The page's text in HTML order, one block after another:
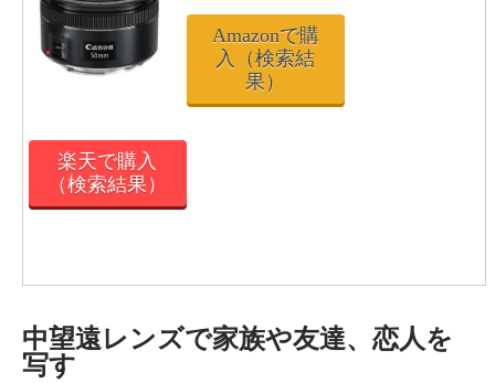
Amazonで購
入（検索結
果）
楽天で購入
（検索結果）
中望遠レンズで家族や友達、恋人を
写す